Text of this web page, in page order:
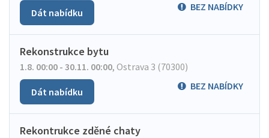
BEZ NABÍDKY
Dát nabídku
Rekonstrukce bytu
1.8. 00:00 - 30.11. 00:00, Ostrava 3 (70300)
BEZ NABÍDKY
Dát nabídku
Rekontrukce zděné chaty